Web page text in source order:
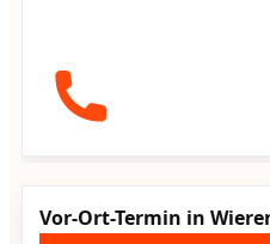
Vor-Ort-Termin in